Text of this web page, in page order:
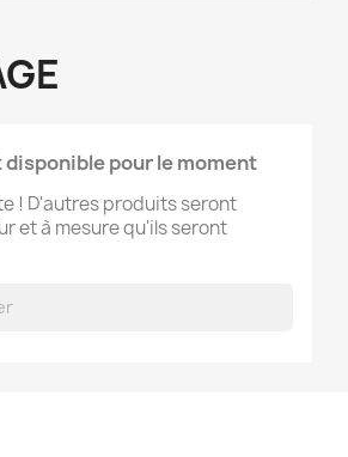
pour le moment
! D'autres produits seront
et à mesure qu'ils seront